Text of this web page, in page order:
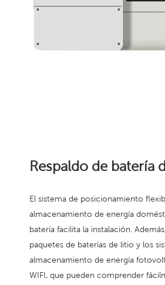
Respaldo de batería
El sistema de posicionamiento
almacenamiento de energía
batería facilita la instalación.
paquetes de baterías de litio y los
almacenamiento de energía
WIFI, que pueden comprender